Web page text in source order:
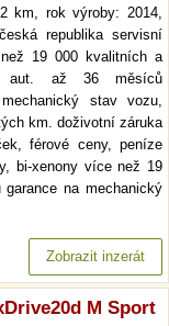
km, rok výroby: 2014,
republika servisní
19 000 kvalitních a
aut. až 36 měsíců
stav vozu,
km. doživotní záruka
férové ceny, peníze
bi-xenony více než 19
na mechanický
Zobrazit inzerát
M Sport